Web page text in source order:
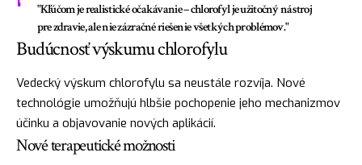
"Kľúčom je realistické očakávanie – chlorofyl je užitočný nástroj
pre zdravie, ale nie zázračné riešenie všetkých problémov."
Budúcnosť výskumu chlorofylu
Vedecký výskum chlorofylu sa neustále rozvíja. Nové
technológie umožňujú hlbšie pochopenie jeho mechanizmov
účinku a objavovanie nových aplikácií.
Nové terapeutické možnosti